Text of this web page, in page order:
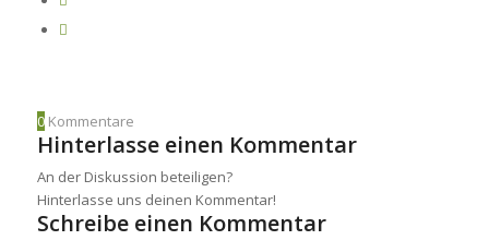
0 Kommentare
Hinterlasse einen Kommentar
An der Diskussion beteiligen?
Hinterlasse uns deinen Kommentar!
Schreibe einen Kommentar